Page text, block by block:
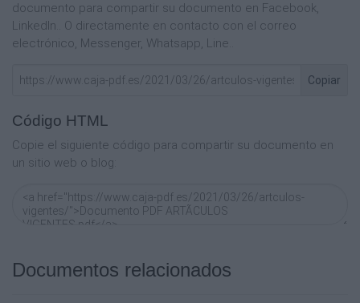
documento para compartir su documento en Facebook,
LinkedIn.. O directamente en contacto con el correo
electrónico, Messenger, Whatsapp, Line..
Copiar
Código HTML
Copie el siguiente código para compartir su documento en
un sitio web o blog:
Documentos relacionados